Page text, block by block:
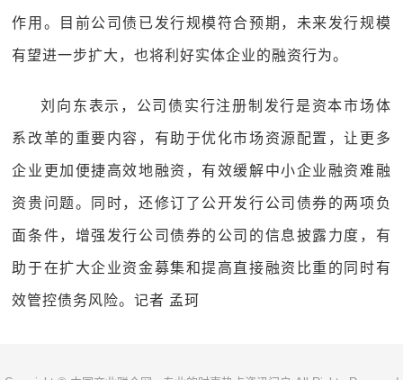
作用。目前公司债已发行规模符合预期，未来发行规模
有望进一步扩大，也将利好实体企业的融资行为。
刘向东表示，公司债实行注册制发行是资本市场体
系改革的重要内容，有助于优化市场资源配置，让更多
企业更加便捷高效地融资，有效缓解中小企业融资难融
资贵问题。同时，还修订了公开发行公司债券的两项负
面条件，增强发行公司债券的公司的信息披露力度，有
助于在扩大企业资金募集和提高直接融资比重的同时有
效管控债务风险。记者 孟珂